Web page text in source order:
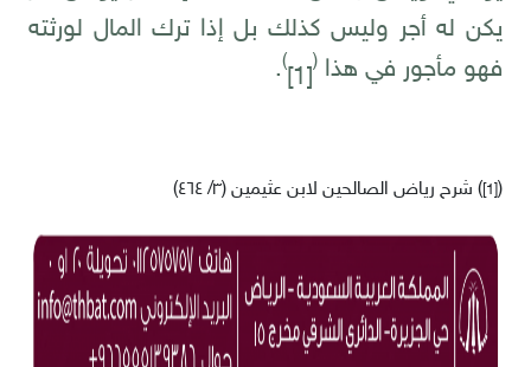
يكن له أجر وليس كذلك بل إذا ترك المال لورثته
فهو مأجور في هذا (
[1]
)
.
( [1] ) شرح رياض الصالحين لابن عثيمين (٣/ ٤٦٤)